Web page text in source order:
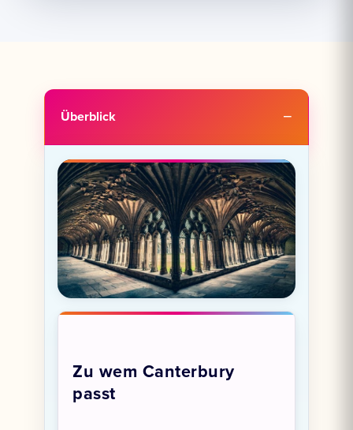
Überblick
Zu wem Canterbury
passt